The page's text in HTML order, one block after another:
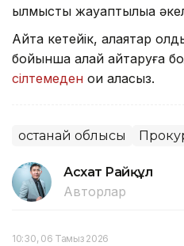
қылмыстық жауаптылыққа
Айта кетейік, алаяқтар
бойынша қалай қайтаруға
сілтемеден оқи аласыз.
Қостанай облысы
Асхат Райқұл
Авторлар
10:30, 06 Тамыз 2026